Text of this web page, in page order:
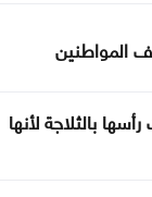
المواطنين
بالثلاجة لأنها